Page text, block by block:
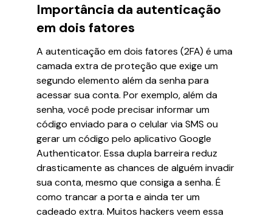
Importância da autenticação
em dois fatores
A autenticação em dois fatores (2FA) é uma
camada extra de proteção que exige um
segundo elemento além da senha para
acessar sua conta. Por exemplo, além da
senha, você pode precisar informar um
código enviado para o celular via SMS ou
gerar um código pelo aplicativo Google
Authenticator. Essa dupla barreira reduz
drasticamente as chances de alguém invadir
sua conta, mesmo que consiga a senha. É
como trancar a porta e ainda ter um
cadeado extra. Muitos hackers veem essa